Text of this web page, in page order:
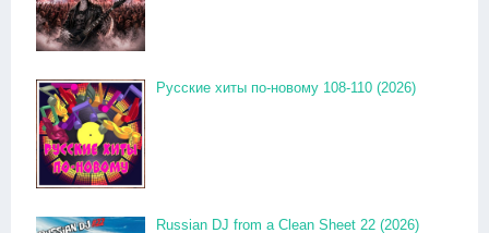
Русские хиты по-новому 108-110 (2026)
Russian DJ from a Clean Sheet 22 (2026)